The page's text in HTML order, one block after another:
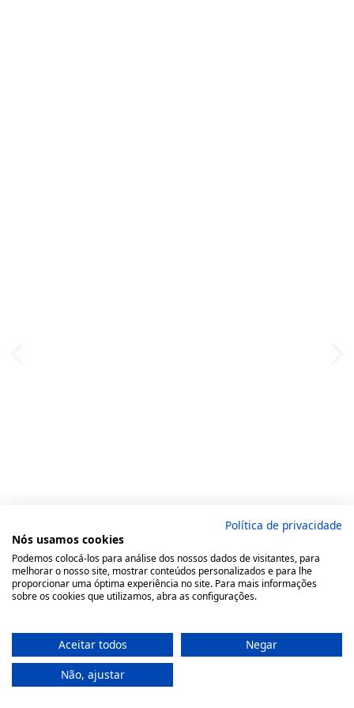
Política de privacidade
Nós usamos cookies
Podemos colocá-los para análise dos nossos dados de visitantes, para
melhorar o nosso site, mostrar conteúdos personalizados e para lhe
proporcionar uma óptima experiência no site. Para mais informações
sobre os cookies que utilizamos, abra as configurações.
Aceitar todos
Negar
Não, ajustar